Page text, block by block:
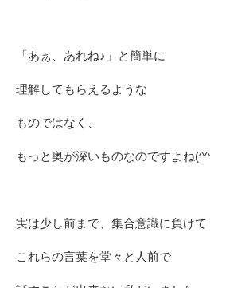
「あぁ、あれね♪」と簡単に
理解してもらえるような
ものではなく、
もっと奥が深いものなのですよね(^^ゞ
実は少し前まで、集合意識に負けて
これらの言葉を堂々と人前で